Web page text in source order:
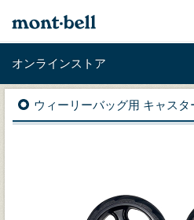
オンラインストア
ウィーリーバッグ用 キャスタ